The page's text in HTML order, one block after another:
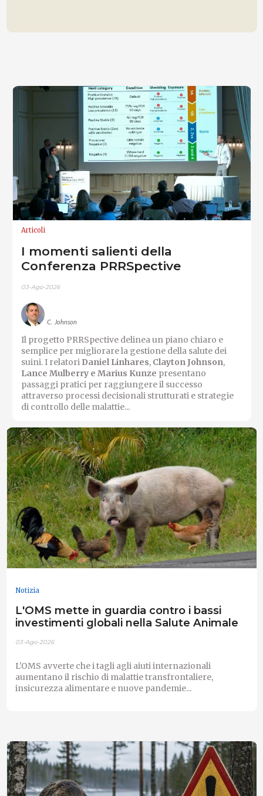
Articoli
I momenti salienti della
Conferenza PRRSpective
03-Ago-2026
C. Johnson
Il progetto PRRSpective delinea un piano chiaro e
semplice per migliorare la gestione della salute dei
suini. I relatori Daniel Linhares, Clayton Johnson,
Lance Mulberry e Marius Kunze presentano
passaggi pratici per raggiungere il successo
attraverso processi decisionali strutturati e strategie
di controllo delle malattie...
Notizia
L'OMS mette in guardia contro i bassi
investimenti globali nella Salute Animale
03-Ago-2026
L'OMS avverte che i tagli agli aiuti internazionali
aumentano il rischio di malattie transfrontaliere,
insicurezza alimentare e nuove pandemie...